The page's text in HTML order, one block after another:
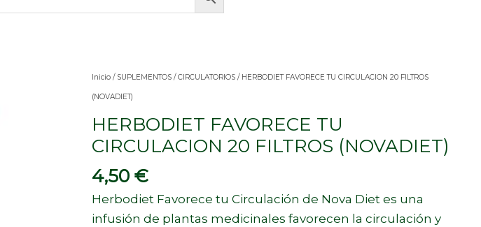
Inicio/ SUPLEMENTOS/CIRCULATORIOS/ HERBODIET FAVORECE TU CIRCULACION 20 FILTROS
(NOVADIET)
HERBODIET FAVORECE TU
CIRCULACION 20 FILTROS (NOVADIET)
4,50 €
Herbodiet Favorece tu Circulación de Nova Diet es una
infusión de plantas medicinales favorecen la circulación y
HERBODIET
FAVORECE
TU
20
FILTROS
(NOVADIET)
cantidad